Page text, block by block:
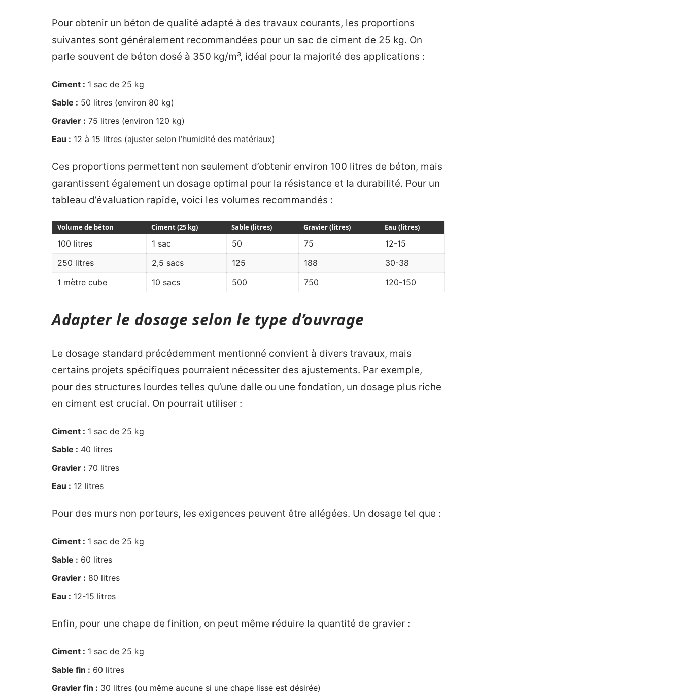
Pour obtenir un béton de qualité adapté à des travaux courants, les proportions
suivantes sont généralement recommandées pour un sac de ciment de 25 kg. On
parle souvent de béton dosé à 350 kg/m³, idéal pour la majorité des applications :
Ciment : 1 sac de 25 kg
Sable : 50 litres (environ 80 kg)
Gravier : 75 litres (environ 120 kg)
Eau : 12 à 15 litres (ajuster selon l’humidité des matériaux)
Ces proportions permettent non seulement d’obtenir environ 100 litres de béton, mais
garantissent également un dosage optimal pour la résistance et la durabilité. Pour un
tableau d’évaluation rapide, voici les volumes recommandés :
Volume de béton Ciment (25 kg) Sable (litres) Gravier (litres) Eau (litres)
100 litres 1 sac 50 75
12-15
250 litres
2,5 sacs 125 188
30-38
1 mètre cube
10 sacs 500 750 120-150
Adapter le dosage selon le type d’ouvrage
Le dosage standard précédemment mentionné convient à divers travaux, mais
certains projets spécifiques pourraient nécessiter des ajustements. Par exemple,
pour des structures lourdes telles qu’une dalle ou une fondation, un dosage plus riche
en ciment est crucial. On pourrait utiliser :
Ciment : 1 sac de 25 kg
Sable : 40 litres
Gravier : 70 litres
Eau : 12 litres
Pour des murs non porteurs, les exigences peuvent être allégées. Un dosage tel que :
Ciment : 1 sac de 25 kg
Sable : 60 litres
Gravier : 80 litres
Eau : 12-15 litres
Enfin, pour une chape de finition, on peut même réduire la quantité de gravier :
Ciment : 1 sac de 25 kg
Sable fin : 60 litres
Gravier fin : 30 litres (ou même aucune si une chape lisse est désirée)